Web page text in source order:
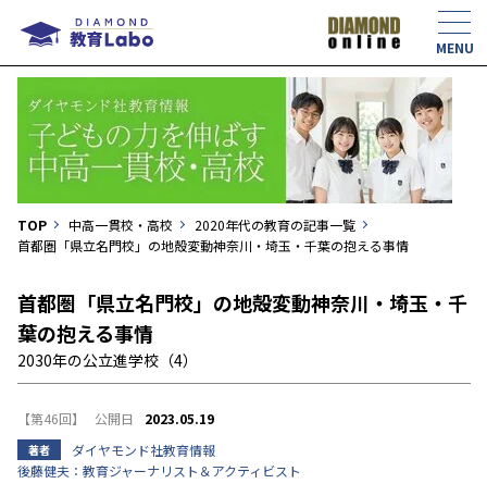
TOP 中高一貫校・高校
2020年代の教育の記事一覧
首都圏「県立名門校」の地殻変動――神奈川・埼玉・千葉の抱える事情
首都圏「県立名門校」の地殻変動――神奈川・埼玉・千
葉の抱える事情
2030年の公立進学校（4）
【第46回】 2023.05.19
著者
ダイヤモンド社教育情報
後藤健夫：教育ジャーナリスト＆アクティビスト